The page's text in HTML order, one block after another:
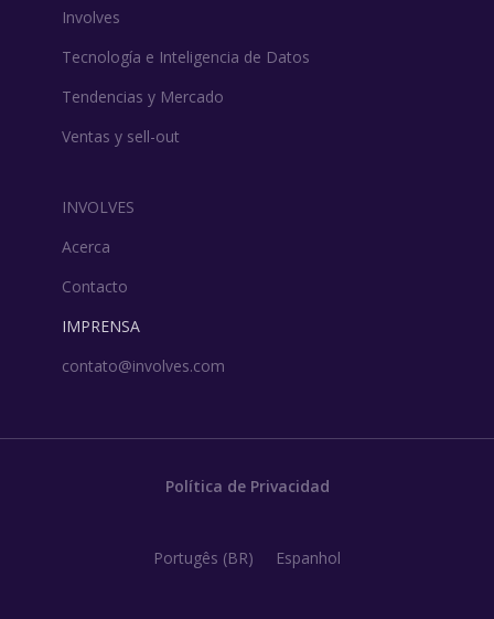
Involves
Tecnología e Inteligencia de Datos
Tendencias y Mercado
Ventas y sell-out
INVOLVES
Acerca
Contacto
IMPRENSA
contato@involves.com
Política de Privacidad
Portugês (BR) Espanhol